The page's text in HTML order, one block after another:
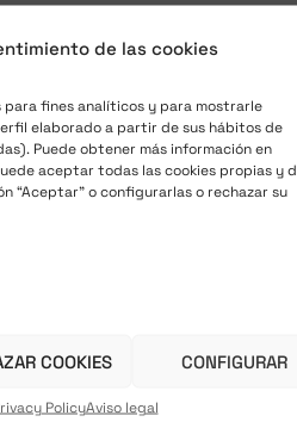
de las cookies
fines analíticos y para mostrarle
elaborado a partir de sus hábitos de
Puede obtener más información en
aceptar todas las cookies propias y
“Aceptar” o configurarlas o rechazar su
COOKIES CONFIGURAR
PolicyAviso legal
GRATUITA